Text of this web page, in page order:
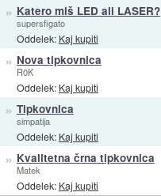
» Katero miš LED ali LASER?
supersfigato
Oddelek: Kaj kupiti
» Nova tipkovnica
R0K
Oddelek: Kaj kupiti
» Tipkovnica
simpatija
Oddelek: Kaj kupiti
» Kvalitetna črna tipkovnica
Matek
Oddelek: Kaj kupiti